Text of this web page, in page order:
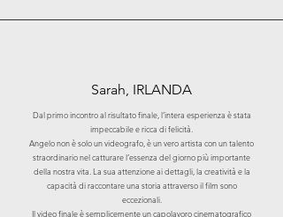
Sarah, IRLANDA
Dal primo incontro al risultato finale, l’intera esperienza è stata
impeccabile e ricca di felicità.
Angelo non è solo un videografo, è un vero artista con un talento
straordinario nel catturare l’essenza del giorno più importante
della nostra vita. La sua attenzione ai dettagli, la creatività e la
capacità di raccontare una storia attraverso il film sono
eccezionali.
Il video finale è semplicemente un capolavoro cinematografico